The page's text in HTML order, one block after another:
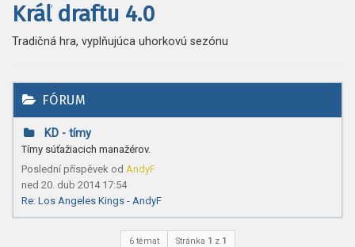
Kráľ draftu 4.0
Tradičná hra, vyplňujúca uhorkovú sezónu
FÓRUM
KD - tímy
Tímy súťažiacich manažérov.
Poslední příspěvek od AndyF
ned 20. dub 2014 17:54
Re: Los Angeles Kings - AndyF
6 témat Stránka 1 z 1